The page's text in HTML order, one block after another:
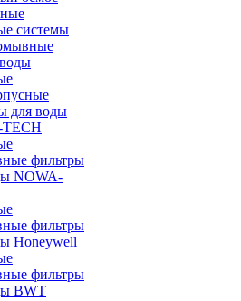
системы
для воды
фильтры
NOWA-
фильтры
Honeywell
фильтры
BWT